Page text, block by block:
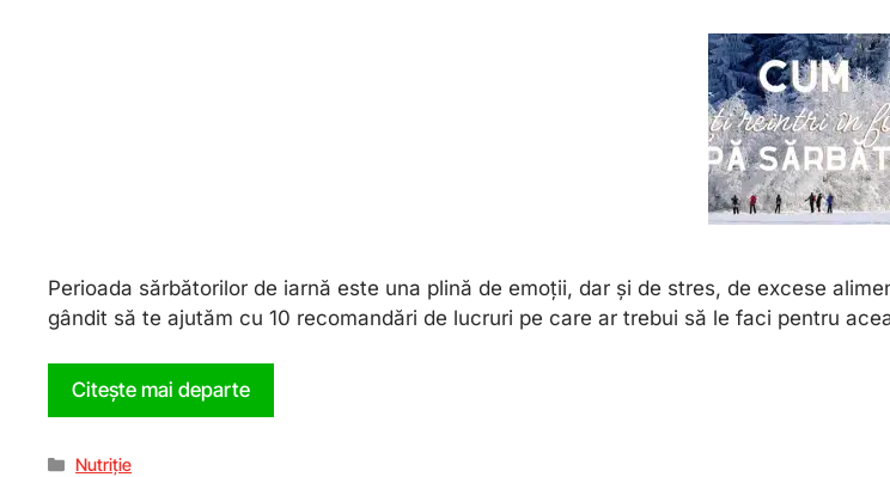
Perioada sărbătorilor de iarnă este una plină de emoții, dar și de stres, de excese
gândit să te ajutăm cu 10 recomandări de lucruri pe care ar trebui să le faci pentru
Citește mai departe
Nutriție